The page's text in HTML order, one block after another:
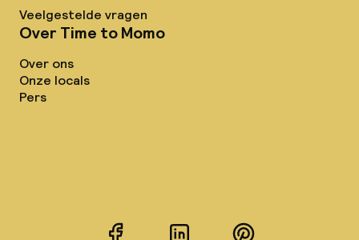
Veelgestelde vragen
Over Time to Momo
Over ons
Onze locals
Pers